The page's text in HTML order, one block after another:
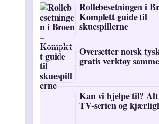
Rollebesetningen i
Komplett guide til
skuespillerne
Oversetter norsk
gratis verktøy
Kan vi hjelpe til?
TV-serien og